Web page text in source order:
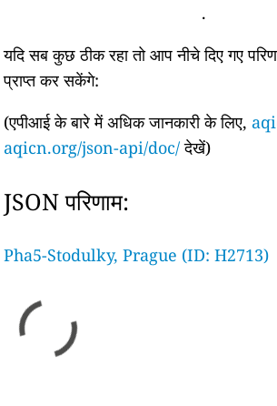
.
यदि सब कुछ ठीक रहा तो आप नीचे दिए गए
प्राप्त कर सकेंगे:
(एपीआई के बारे में अधिक जानकारी के लिए,
aqicn.org/json-api/doc/देखें)
JSON परिणाम:
Pha5-Stodulky, Prague (ID: H2713)